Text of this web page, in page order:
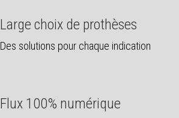
Large choix de prothèses
Des solutions pour chaque indication
Flux 100% numérique